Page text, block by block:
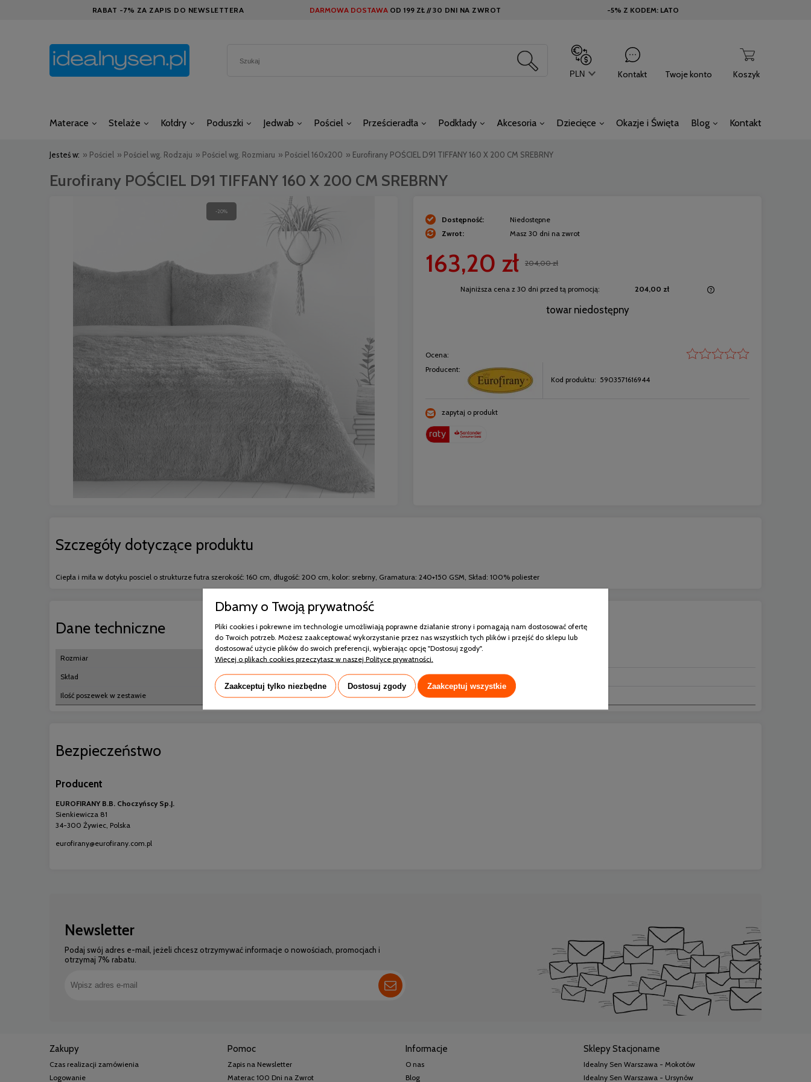
RABAT -7% ZA ZAPIS DO NEWSLETTERA DARMOWA DOSTAWA OD 199 ZŁ //30 DNI NA ZWROT -5% Z KODEM: LATO
Koszyk
Kontakt Twoje konto
Materace Stelaże Kołdry Poduszki Jedwab Pościel Prześcieradła Podkłady Akcesoria Dziecięce Okazje i Święta Blog Kontakt
Jesteś w: » Pościel » Pościel wg. Rodzaju » Pościel wg. Rozmiaru » Pościel 160x200 » Eurofirany POŚCIEL D91 TIFFANY 160 X 200 CM SREBRNY
Eurofirany POŚCIEL D91 TIFFANY 160 X 200 CM SREBRNY
-20%
Dostępność:
Niedostępne
Zwrot:
Masz 30 dni na zwrot
163,20 zł 204,00 zł
Najniższa cena z 30 dni przed tą promocją: 204,00 zł
Jeżeli produkt jest sprzedawany krócej niż
towar niedostępny
Ocena:
Producent:
Kod produktu: 5903571616944
zapytaj o produkt
Szczegóły dotyczące produktu
Ciepła i miła w dotyku posciel o strukturze futra szerokość: 160 cm, długość: 200 cm, kolor: srebrny, Gramatura: 240+150 GSM, Skład: 100% poliester
Dane techniczne
Rozmiar 160x200
Skład 100% Poliester
Ilość poszewek w zestawie 0
Bezpieczeństwo
Producent
EUROFIRANY B.B. Choczyńscy Sp.J.
Sienkiewicza 81
34-300 Żywiec, Polska
eurofirany@eurofirany.com.pl
Newsletter
Podaj swój adres e-mail, jeżeli chcesz otrzymywać informacje o nowościach, promocjach i
otrzymaj 7% rabatu.
Zakupy
Czas realizacji zamówienia
Logowanie
Pomoc
Zapis na Newsletter
Materac 100 Dni na Zwrot
Informacje
O nas
Blog
Sklepy Stacjonarne
Idealny Sen Warszawa - Mokotów
Idealny Sen Warszawa - Ursynów
Dbamy o Twoją prywatność
Pliki cookies i pokrewne im technologie umożliwiają poprawne działanie strony i pomagają nam dostosować ofertę
do Twoich potrzeb. Możesz zaakceptować wykorzystanie przez nas wszystkich tych plików i przejść do sklepu lub
dostosować użycie plików do swoich preferencji, wybierając opcję "Dostosuj zgody".
Więcej o plikach cookies przeczytasz w naszej Polityce prywatności.
Zaakceptuj tylko niezbędne Dostosuj zgody Zaakceptuj wszystkie